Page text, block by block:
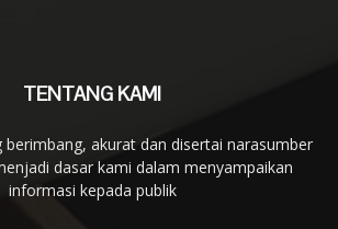
TENTANG KAMI
berimbang, akurat dan disertai narasumber
dasar kami dalam menyampaikan
informasi kepada publik